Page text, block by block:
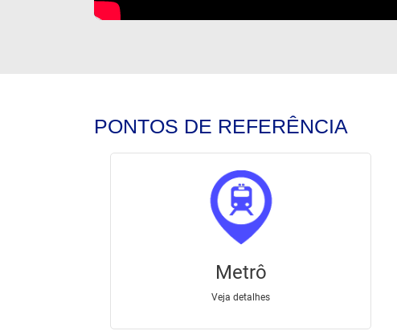
PONTOS DE REFERÊNCIA